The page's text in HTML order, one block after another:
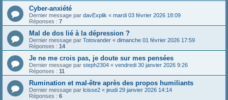
Cyber-anxiété
Dernier message par davExplik « mardi 03 février 2026 18:09
Réponses : 7
Mal de dos lié à la dépression ?
Dernier message par Totovander « dimanche 01 février 2026 17:59
Réponses : 14
Je ne me crois pas, je doute sur mes pensées
Dernier message par steph2304 « vendredi 30 janvier 2026 9:26
Réponses : 11
Rumination et mal-être après des propos humiliants
Dernier message par lcisse2 « jeudi 29 janvier 2026 14:14
Réponses : 6